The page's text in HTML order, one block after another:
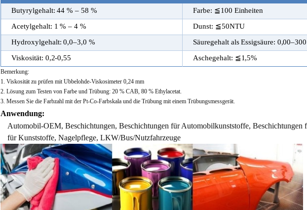
Butyrylgehalt: 44 % – 58 %
Farbe: ≦100 Einheiten
Acetylgehalt: 1 % – 4 %
Dunst: ≦50NTU
Hydroxylgehalt: 0,0–3,0 %
Säuregehalt als Essigsäure:
Viskosität: 0,2-0,55
Aschegehalt: ≦1,5%
Bemerkung:
1. Viskosität zu prüfen mit Ubbelohde-Viskosimeter 0,24 mm
2. Lösung zum Testen von Farbe und Trübung: 20 % CAB, 80 % Ethylacetat.
3. Messen Sie die Farbzahl mit der Pt-Co-Farbskala und die Trübung mit einem Trübungsmessgerät.
Anwendung:
Automobil-OEM, Beschichtungen, Beschichtungen für Automobilkunststoffe, Beschichtungen
für Kunststoffe, Nagelpflege,LKW/Bus/Nutzfahrzeuge